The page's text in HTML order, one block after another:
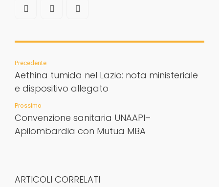
Precedente
Aethina tumida nel Lazio: nota ministeriale
e dispositivo allegato
Prossimo
Convenzione sanitaria UNAAPI–
Apilombardia con Mutua MBA
ARTICOLI CORRELATI